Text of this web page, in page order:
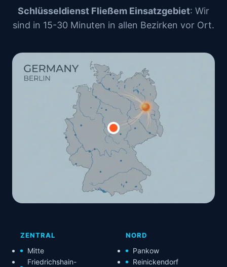
Schlüsseldienst Fließem Einsatzgebiet: Wir
sind in 15-30 Minuten in allen Bezirken vor Ort.
ZENTRAL
Mitte
Friedrichshain-
NORD
Pankow
Reinickendorf